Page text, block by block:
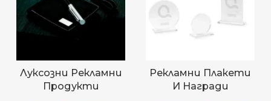
Луксозни Рекламни
Продукти
Рекламни Плакети
И Награди